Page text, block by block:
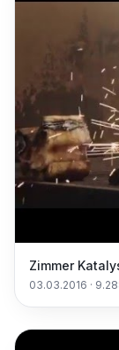
Zimmer
03.03.2016 ·